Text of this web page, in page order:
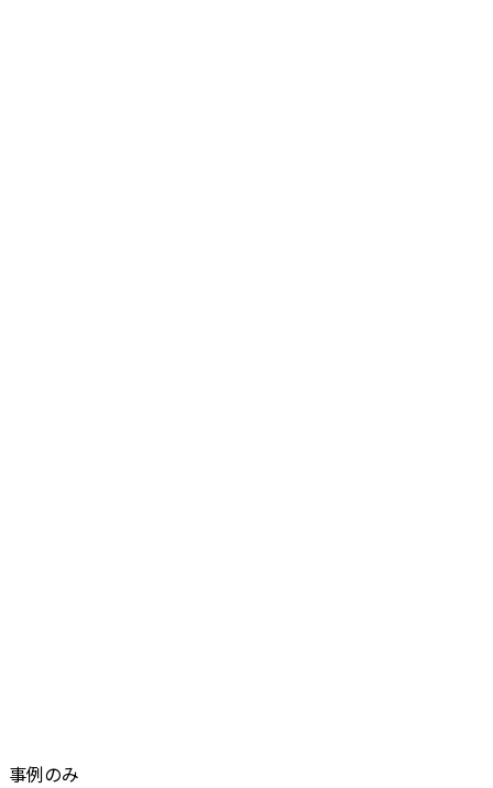
事例のみ